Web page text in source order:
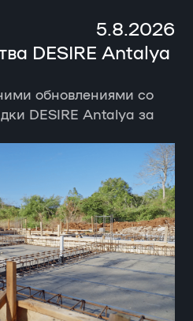
5.8.2026
DESIRE Antalya
обновлениями со
DESIRE Antalya за